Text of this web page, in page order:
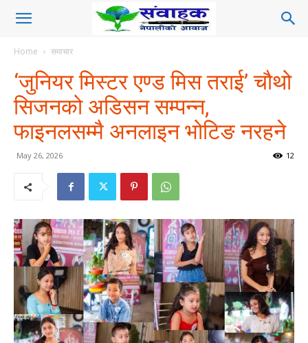
Home समाचार
‘जुनियर मिस्टर एण्ड मिस तराई’ चौथो
सिजनको अडिसन सम्पन्न,
फाइनलसम्मै अनलाइन भोटिङ नरहने
May 26, 2026 12